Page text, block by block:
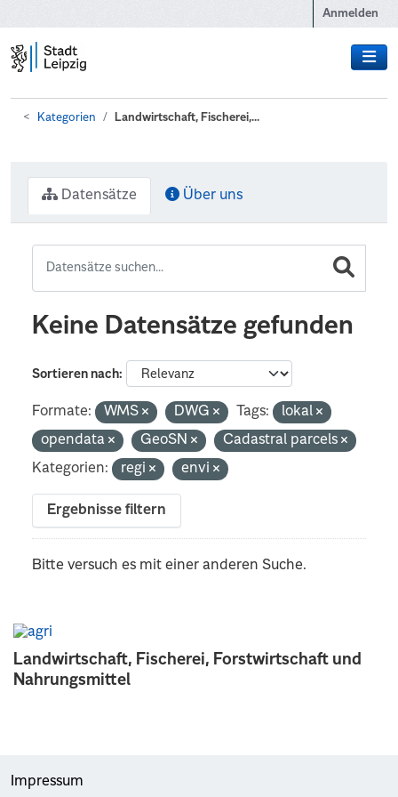
Anmelden
Kategorien Landwirtschaft, Fischerei,...
Landwirtschaft, Fischerei, Forstwirtschaft und
Nahrungsmittel
Datensätze Über uns
Keine Datensätze gefunden
Sortieren nach
Formate: WMS DWG Tags:
lokal
opendata
GeoSN
Cadastral parcels
Kategorien:
regi envi
Ergebnisse filtern
Bitte versuch es mit einer anderen Suche.
Impressum